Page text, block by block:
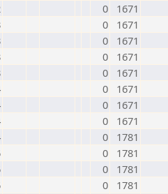
0
1671
0
1671
0
1671
0
1671
0
1671
0
1671
0
1671
0
1671
0
1781
0
1781
0
1781
0
1781